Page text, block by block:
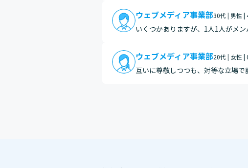
ウェブメディア事業部30代 | 男性 |
いくつかありますが、1人1人がメ
ウェブメディア事業部20代 | 女性 |
互いに尊敬しつつも、対等な立場で